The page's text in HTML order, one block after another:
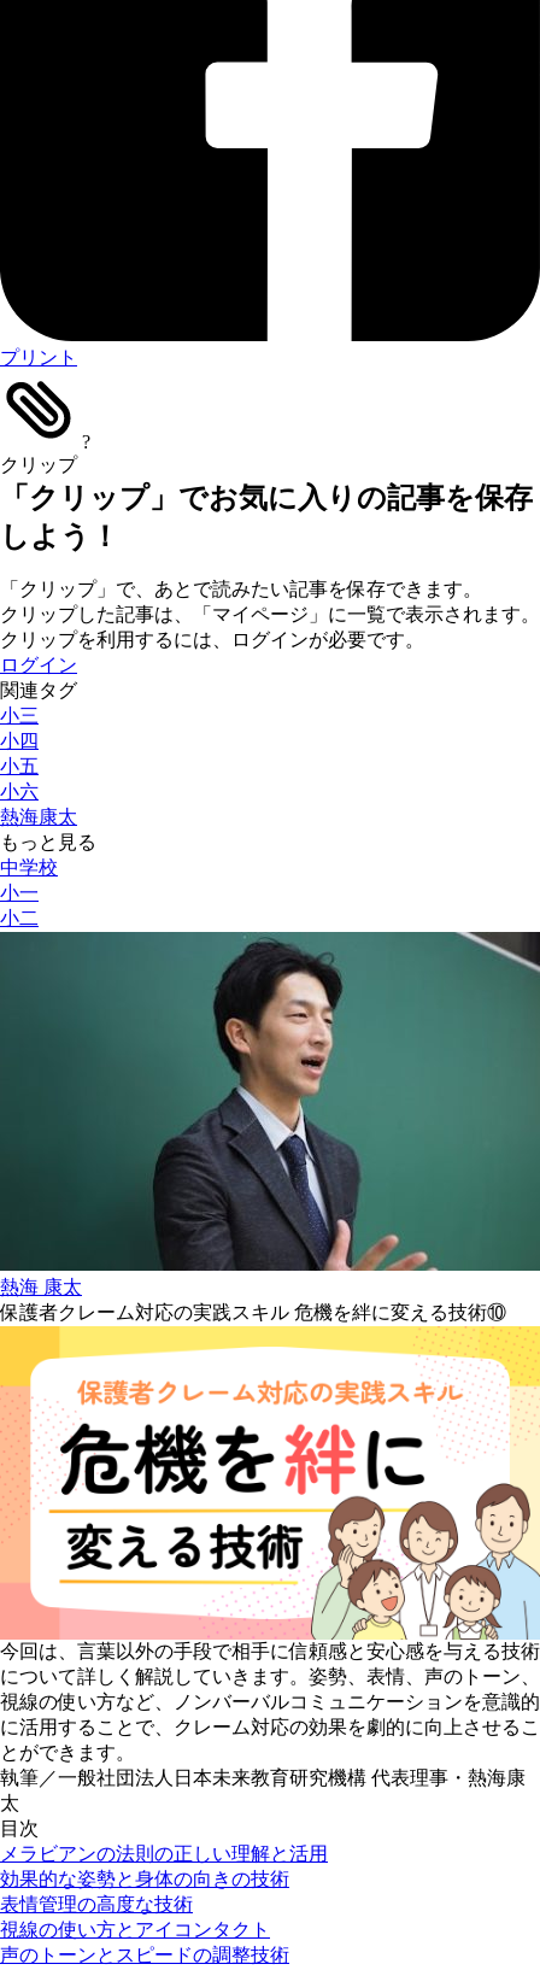
プリント
クリップ
?
「クリップ」でお気に入りの記事を保存
しよう！
「クリップ」で、あとで読みたい記事を保存できます。
クリップした記事は、「マイページ」に一覧で表示されます。
クリップを利用するには、ログインが必要です。
ログイン
関連タグ
小三
小四
小五
小六
熱海康太
もっと見る
中学校
小一
小二
熱海 康太
保護者クレーム対応の実践スキル 危機を絆に変える技術⑩
今回は、言葉以外の手段で相手に信頼感と安心感を与える技術
について詳しく解説していきます。姿勢、表情、声のトーン、
視線の使い方など、ノンバーバルコミュニケーションを意識的
に活用することで、クレーム対応の効果を劇的に向上させるこ
とができます。
執筆／一般社団法人日本未来教育研究機構 代表理事・熱海康
太
目次
メラビアンの法則の正しい理解と活用
効果的な姿勢と身体の向きの技術
表情管理の高度な技術
視線の使い方とアイコンタクト
声のトーンとスピードの調整技術